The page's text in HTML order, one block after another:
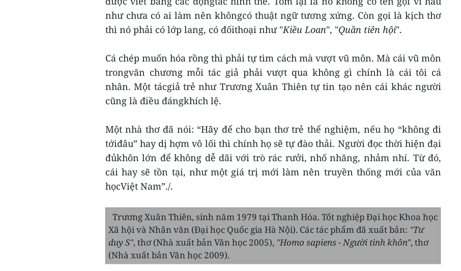
như chưa có ai làm nên khôngcó thuật ngữ tương xứng. Còn gọi là kịch thơ
thì nó phải có lớp lang, có đốithoại như "Kiều Loan", "Quần tiên hội".
Cá chép muốn hóa rồng thì phải tự tìm cách mà vượt vũ môn. Mà cái vũ môn
trongvăn chương mỗi tác giả phải vượt qua không gì chính là cái tôi cá
nhân. Một tácgiả trẻ như Trương Xuân Thiên tự tin tạo nên cái khác người
cũng là điều đángkhích lệ.
Một nhà thơ đã nói: “Hãy để cho bạn thơ trẻ thể nghiệm, nếu họ “không đi
tớiđâu” hay dị hợm vô lối thì chính họ sẽ tự đào thải. Người đọc thời hiện đại
đủkhôn lớn để không dễ dãi với trò rác rưởi, nhố nhăng, nhảm nhí. Từ đó,
cái hay sẽ tồn tại, như một giá trị mới làm nên truyền thống mới của văn
họcViệt Nam”./.
Trương Xuân Thiên, sinh năm 1979 tại Thanh Hóa. Tốt nghiệp Đại học Khoa học
Xã hội và Nhân văn (Đại học Quốc gia Hà Nội). Các tác phẩm đã xuất bản: "Tư
duy S", thơ (Nhà xuất bản Văn học 2005), "Homo sapiens - Người tinh khôn", thơ
(Nhà xuất bản Văn học 2009).